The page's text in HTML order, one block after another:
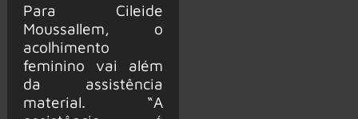
Para Cileide
Moussallem, o
acolhimento
feminino vai além
da assistência
material. “A